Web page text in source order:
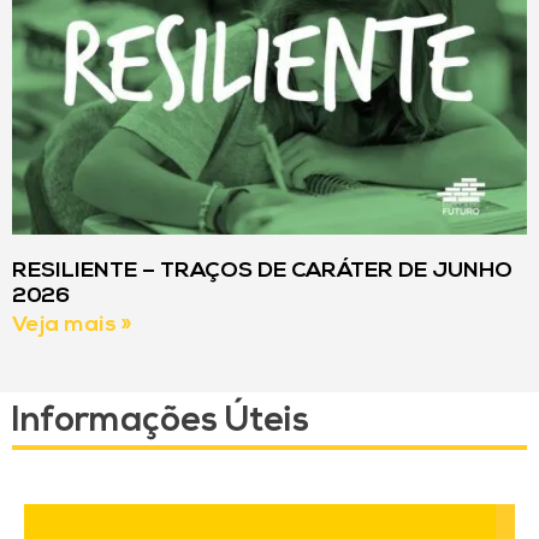
RESILIENTE – TRAÇOS DE CARÁTER DE JUNHO
2026
Veja mais »
Informações Úteis